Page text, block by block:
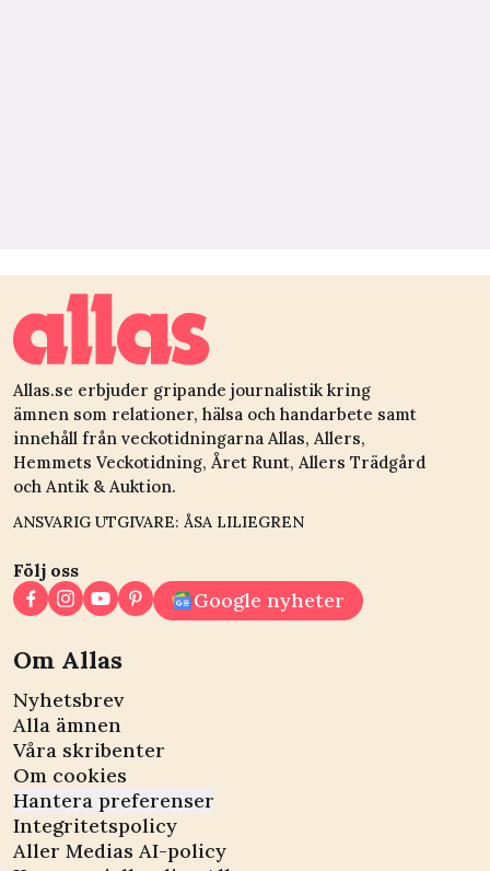
Allas.se erbjuder gripande journalistik kring
ämnen som relationer, hälsa och handarbete samt
innehåll från veckotidningarna Allas, Allers,
Hemmets Veckotidning, Året Runt, Allers Trädgård
och Antik & Auktion.
ANSVARIG UTGIVARE: ÅSA LILIEGREN
Följ oss
Google nyheter
Om Allas
Nyhetsbrev
Alla ämnen
Våra skribenter
Om cookies
Hantera preferenser
Integritetspolicy
Aller Medias AI-policy